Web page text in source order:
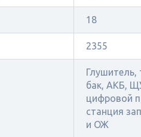
18
2355
бак, АКБ,
цифровой
станция
и ОЖ